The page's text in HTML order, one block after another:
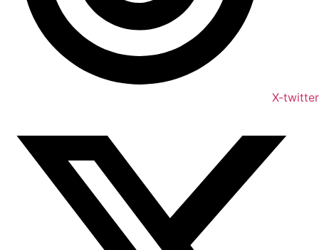
X-twitter